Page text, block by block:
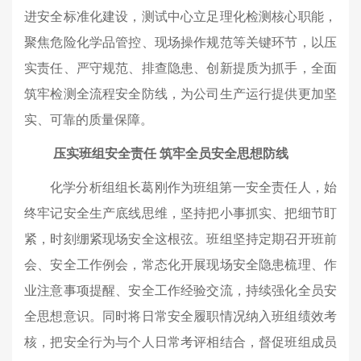
进安全标准化建设，测试中心立足理化检测核心职能，
聚焦危险化学品管控、现场操作规范等关键环节，以压
实责任、严守规范、排查隐患、创新提质为抓手，全面
筑牢检测全流程安全防线，为公司生产运行提供更加坚
实、可靠的质量保障。
压实班组安全责任筑牢全员安全思想防线
化学分析组组长葛刚作为班组第一安全责任人，始
终牢记安全生产底线思维，坚持把小事抓实、把细节盯
紧，时刻绷紧现场安全这根弦。班组坚持定期召开班前
会、安全工作例会，常态化开展现场安全隐患梳理、作
业注意事项提醒、安全工作经验交流，持续强化全员安
全思想意识。同时将日常安全履职情况纳入班组绩效考
核，把安全行为与个人日常考评相结合，督促班组成员